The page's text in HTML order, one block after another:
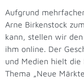
Aufgrund
Arne Birkenstock
kann, stellen wir
ihm online. Der
und Medien hielt die
Thema „Neue